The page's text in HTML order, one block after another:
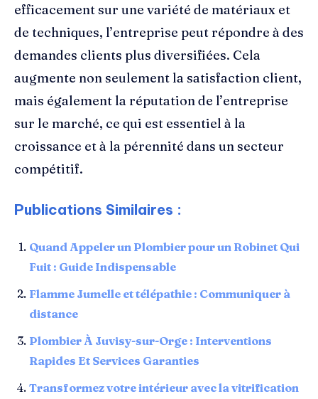
efficacement sur une variété de matériaux et
de techniques, l’entreprise peut répondre à des
demandes clients plus diversifiées. Cela
augmente non seulement la satisfaction client,
mais également la réputation de l’entreprise
sur le marché, ce qui est essentiel à la
croissance et à la pérennité dans un secteur
compétitif.
Publications Similaires :
Quand Appeler un Plombier pour un Robinet Qui
Fuit : Guide Indispensable
Flamme Jumelle et télépathie : Communiquer à
distance
Plombier À Juvisy-sur-Orge : Interventions
Rapides Et Services Garanties
Transformez votre intérieur avec la vitrification